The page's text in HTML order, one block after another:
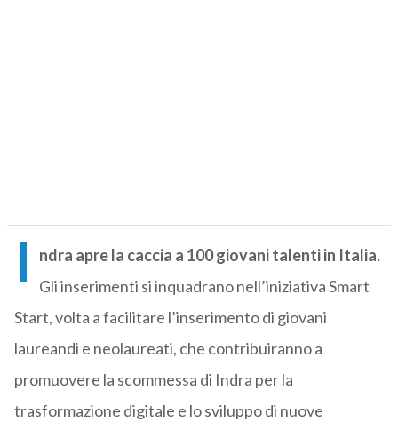
I
ndra apre la caccia a 100 giovani talenti in Italia.
Gli inserimenti si inquadrano nell’iniziativa Smart
Start, volta a facilitare l’inserimento di giovani
laureandi e neolaureati, che contribuiranno a
promuovere la scommessa di Indra per la
trasformazione digitale e lo sviluppo di nuove